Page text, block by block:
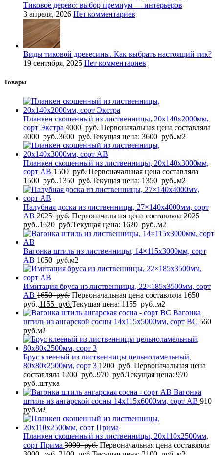
Тиковое дерево: выбор премиум — интерьеров
3 апреля, 2026 Нет комментариев
Виды тиковой древесины. Как выбрать настоящий тик?
19 сентября, 2025 Нет комментариев
Товары
Планкен скошенный из лиственницы, 20x140x2000мм,
сорт Экстра 4000руб. Первоначальная цена составляла
4000 руб..3600 руб.Текущая цена: 3600 руб..м2
Планкен скошенный из лиственницы, 20x140x3000мм,
сорт AB 1500руб. Первоначальная цена составляла
1500 руб..1350 руб.Текущая цена: 1350 руб..м2
Палубная доска из лиственницы, 27×140x4000мм, сорт
AB 2025руб. Первоначальная цена составляла 2025
руб..1620 руб.Текущая цена: 1620 руб..м2
Вагонка штиль из лиственницы, 14×115x3000мм, сорт
AB 1050 руб.м2
Имитация бруса из лиственницы, 22×185x3500мм, сорт
AB 1650руб. Первоначальная цена составляла 1650
руб..1155 руб.Текущая цена: 1155 руб..м2
Вагонка
штиль из ангарской сосны 14x115x5000мм, сорт BC 560
руб.м2
Брус клееный из лиственницы цельноламельный,
80x80x2500мм, сорт 3 1200руб. Первоначальная цена
составляла 1200 руб..970 руб.Текущая цена: 970
руб..штука
Вагонка
штиль из ангарской сосны 14x115x6000мм, сорт AB 910
руб.м2
Планкен скошенный из лиственницы, 20x110x2500мм,
сорт Прима 3000руб. Первоначальная цена составляла